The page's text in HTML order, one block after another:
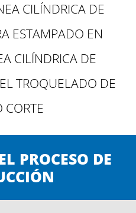
CILÍNDRICA DE
ESTAMPADO EN
CILÍNDRICA DE
TROQUELADO DE
CORTE
PROCESO DE